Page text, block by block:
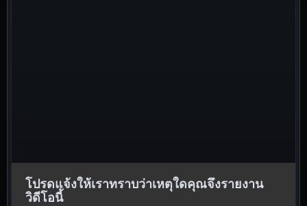
โปรดแจ้งให้เราทราบว่าเหตุใดคุณจึงรายงาน
วิดีโอนี้